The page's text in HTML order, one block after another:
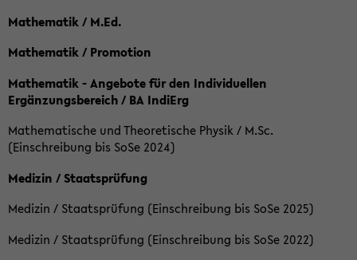
Mathematik / M.Ed.
Mathematik / Promotion
Mathematik - Angebote für den Individuellen
Ergänzungsbereich / BA IndiErg
Mathematische und Theoretische Physik / M.Sc.
(Einschreibung bis SoSe 2024)
Medizin / Staatsprüfung
Medizin / Staatsprüfung (Einschreibung bis SoSe 2025)
Medizin / Staatsprüfung (Einschreibung bis SoSe 2022)